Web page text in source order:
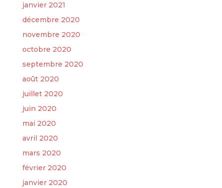
janvier 2021
décembre 2020
novembre 2020
octobre 2020
septembre 2020
août 2020
juillet 2020
juin 2020
mai 2020
avril 2020
mars 2020
février 2020
janvier 2020